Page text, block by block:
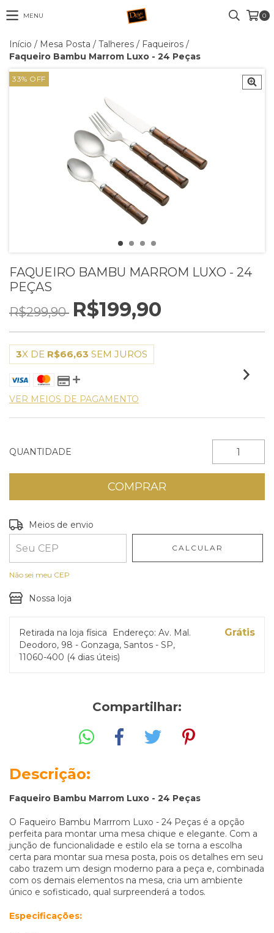
MENU 0
Início / Mesa Posta / Talheres / Faqueiros /
Faqueiro Bambu Marrom Luxo - 24 Peças
33% OFF
FAQUEIRO BAMBU MARROM LUXO - 24
PEÇAS
R$299,90 R$199,90
3X DE R$66,63 SEM JUROS
VER MEIOS DE PAGAMENTO
QUANTIDADE
Entregas para o CEP:
Meios de envio
CALCULAR
Não sei meu CEP
Nossa loja
Retirada na loja física
Endereço: Av. Mal.
Deodoro, 98 - Gonzaga, Santos - SP,
11060-400 (4 dias úteis)
Grátis
Compartilhar:
Descrição:
Faqueiro Bambu Marrom Luxo - 24 Peças
O Faqueiro Bambu Marrrom Luxo - 24 Peças é a opção
perfeita para montar uma mesa chique e elegante. Com a
junção de funcionalidade e estilo ela se torna a escolha
certa para montar sua mesa posta, pois os detalhes em seu
cabo trazem um design moderno para a peça e, combinada
com os demais elementos na mesa, cria um ambiente
único e sofisticado, qual surpreenderá a todos.
Especificações: